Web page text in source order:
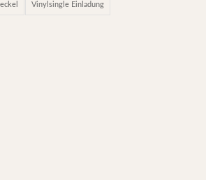
Vinylsingle Einladung